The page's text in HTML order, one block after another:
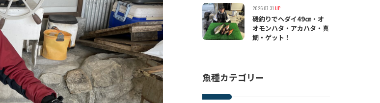
2026.07.31 UP
磯釣りでヘダイ49㎝・オ
オモンハタ・アカハタ・真
鯛・ゲット！
魚種カテゴリー